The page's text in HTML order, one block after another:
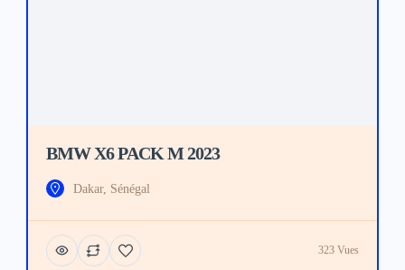
BMW X6 PACK M 2023
Dakar, Sénégal
323 Vues